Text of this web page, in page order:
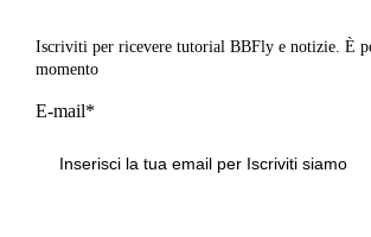
Iscriviti per ricevere tutorial BBFly e notizie. È
momento
E-mail*